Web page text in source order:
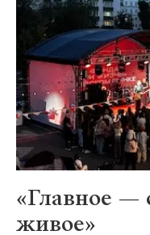
«Главное —
живое»